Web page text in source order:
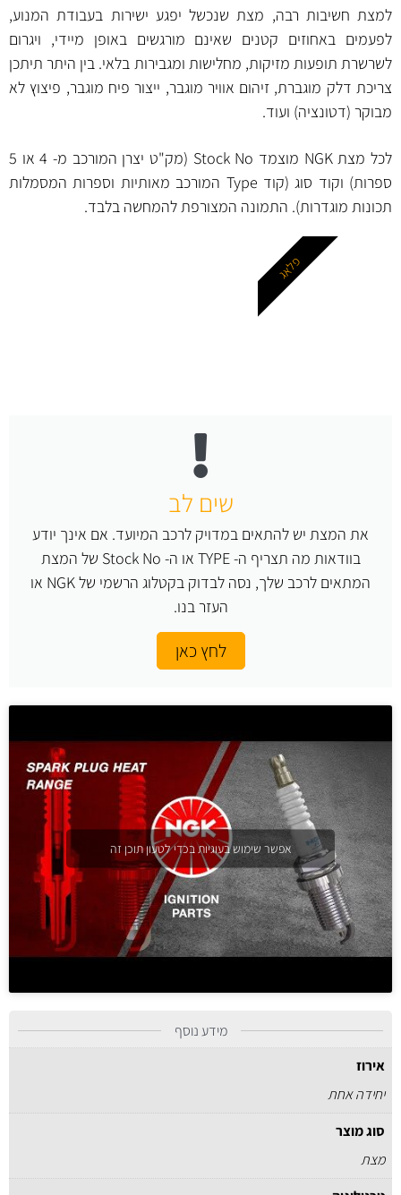
למצת חשיבות רבה, מצת שנכשל יפגע ישירות בעבודת המנוע,
לפעמים באחוזים קטנים שאינם מורגשים באופן מיידי, ויגרום
לשרשרת תופעות מזיקות, מחלישות ומגבירות בלאי. בין היתר תיתכן
צריכת דלק מוגברת, זיהום אוויר מוגבר, ייצור פיח מוגבר, פיצוץ לא
מבוקר (דטונציה) ועוד.
לכל מצת NGK מוצמד Stock No (מק"ט יצרן המורכב מ- 4 או 5
ספרות) וקוד סוג (קוד Type המורכב מאותיות וספרות המסמלות
תכונות מוגדרות). התמונה המצורפת להמחשה בלבד.
שים לב
את המצת יש להתאים במדויק לרכב המיועד. אם אינך יודע
בוודאות מה תצריף ה- TYPE או ה- Stock No של המצת
המתאים לרכב שלך, נסה לבדוק בקטלוג הרשמי של NGK או
העזר בנו.
לחץ כאן
פלאג
אפשר שימוש בעוגיות בכדי לטעון תוכן זה
מידע נוסף
אירוז
יחידה אחת
סוג מוצר
מצת